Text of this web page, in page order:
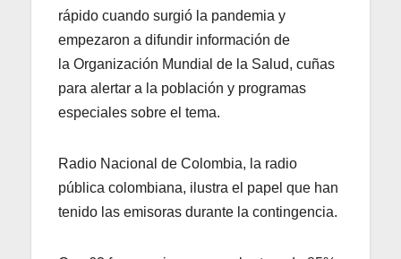
rápido cuando surgió la pandemia y
empezaron a difundir información de
la Organización Mundial de la Salud, cuñas
para alertar a la población y programas
especiales sobre el tema.
Radio Nacional de Colombia, la radio
pública colombiana, ilustra el papel que han
tenido las emisoras durante la contingencia.